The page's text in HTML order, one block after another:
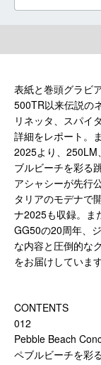
表紙と巻頭グラビ
500TR以来伝説の
リネッタ、スパイ
詳細をレポート。
2025より、250LM
ブルビーチを彩る
アシャシーが先行
タリアのモデナで
ナ2025も収録。ま
GG50の20周年、
な内容と圧倒的な
をお届けしています
CONTENTS
012
Pebble Beach
ペブルビーチを彩